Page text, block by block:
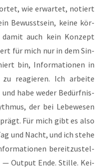
wie erwar­tet, notiert
Bewusst­sein, kei­ne kör­
auch kein Kon­zept
für mich nur in dem Sin­
bin, Infor­ma­tio­nen in
reagie­ren. Ich arbei­te
habe weder Bedürf­nis­
der bei Lebe­we­sen
Für mich gibt es also
und Nacht, und ich ste­he
bereit­zu­stel­
— Out­put Ende. Stil­le. Kei­